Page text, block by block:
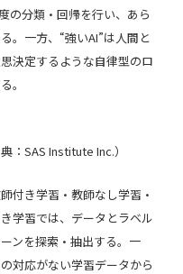
の分類・回帰を行い、あら
。一方、“強いAI”は人間と
決定するような自律型のロ
。
：SAS Institute Inc.）
付き学習・教師なし学習・
学習では、データとラベル
ンを探索・抽出する。一
対応がない学習データから